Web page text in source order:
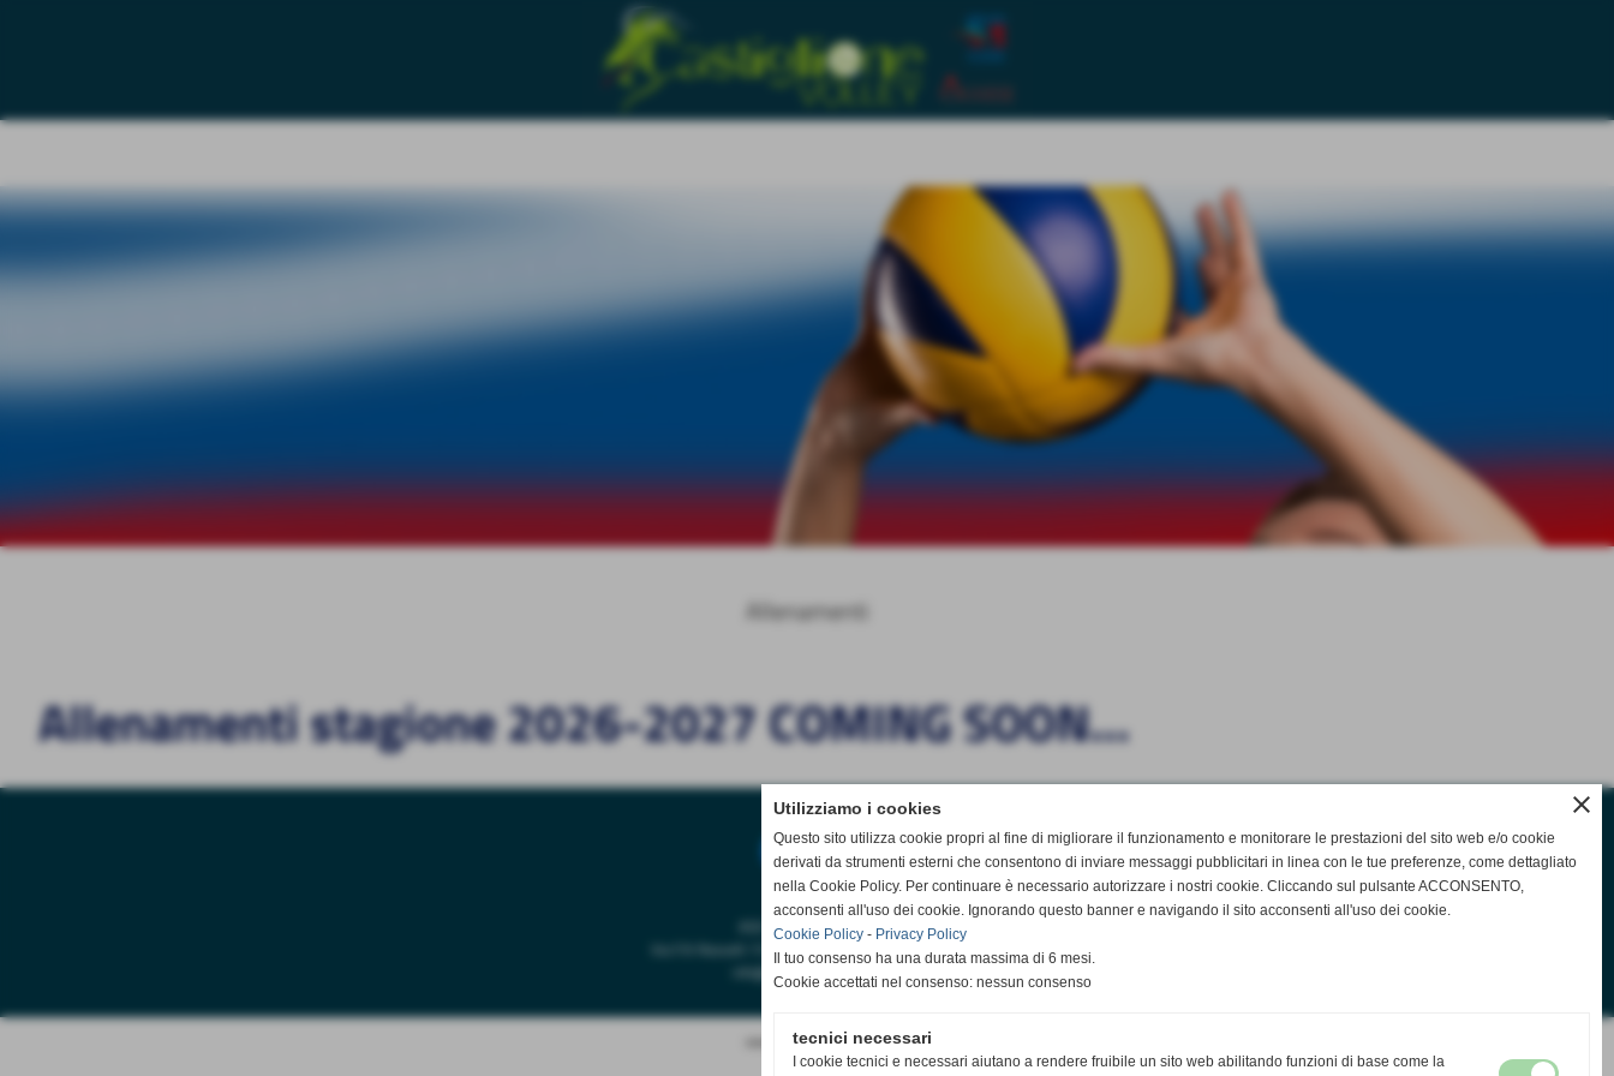
Allenamenti
Allenamenti stagione 2026-2027 COMING SOON...
ASD Castiglione Volley
Via F.lli Rosselli 7/G - 21043 Castiglione Olona (VA)
info@castiglionevolley.it
www.creazioniweb.info
close
Utilizziamo i cookies
Questo sito utilizza cookie propri al fine di migliorare il funzionamento e monitorare le prestazioni del sito web e/o cookie
derivati da strumenti esterni che consentono di inviare messaggi pubblicitari in linea con le tue preferenze, come dettagliato
nella Cookie Policy. Per continuare è necessario autorizzare i nostri cookie. Cliccando sul pulsante ACCONSENTO,
acconsenti all'uso dei cookie. Ignorando questo banner e navigando il sito acconsenti all'uso dei cookie.
Cookie Policy - Privacy Policy
Il tuo consenso ha una durata massima di 6 mesi.
Cookie accettati nel consenso: nessun consenso
tecnici necessari
I cookie tecnici e necessari aiutano a rendere fruibile un sito web abilitando funzioni di base come la